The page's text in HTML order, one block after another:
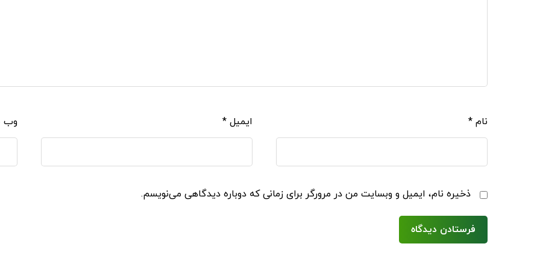
نام * ایمیل * وب‌
ذخیره نام، ایمیل و وبسایت من در مرورگر برای زمانی که دوباره دیدگاهی می‌نویسم.